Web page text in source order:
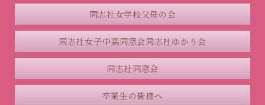
同志社女学校父母の会
同志社女子中高同窓会同志社ゆかり会
同志社同窓会
卒業生の皆様へ